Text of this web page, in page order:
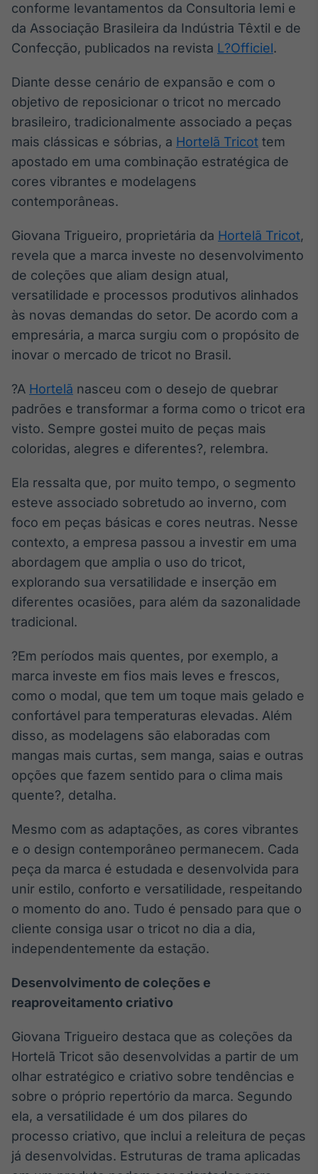
Broadcast
OTC
Plataforma para
Broadcast
Datafeed
APIs para
integração de
conteúdos e
Broadcast
Cotações e
headlines de
notícias
Broadcast
Widgets
para conteúdos e
funcionalidades
Broadcast
Wallboard
Conteúdos e
dados para
displays e telas
Broadcast
Curadoria
Curadoria de
conteúdos
noticiosos
Soluções de
Broadcast
Radar
Monitoramento
notícias e
conteúdos
Broadcast
Fundos
analisar fundos
no Brasil
IA
Em breve
BroadFast
Em breve
Investimentos
Em breve
conforme levantamentos da Consultoria Iemi e
da Associação Brasileira da Indústria Têxtil e de
Confecção, publicados na revista L?Officiel.
Diante desse cenário de expansão e com o
objetivo de reposicionar o tricot no mercado
brasileiro, tradicionalmente associado a peças
mais clássicas e sóbrias, a Hortelã Tricot tem
apostado em uma combinação estratégica de
cores vibrantes e modelagens
contemporâneas.
Giovana Trigueiro, proprietária da Hortelã Tricot,
revela que a marca investe no desenvolvimento
de coleções que aliam design atual,
versatilidade e processos produtivos alinhados
às novas demandas do setor. De acordo com a
empresária, a marca surgiu com o propósito de
inovar o mercado de tricot no Brasil.
?A Hortelã nasceu com o desejo de quebrar
padrões e transformar a forma como o tricot era
visto. Sempre gostei muito de peças mais
coloridas, alegres e diferentes?, relembra.
Ela ressalta que, por muito tempo, o segmento
esteve associado sobretudo ao inverno, com
foco em peças básicas e cores neutras. Nesse
contexto, a empresa passou a investir em uma
abordagem que amplia o uso do tricot,
explorando sua versatilidade e inserção em
diferentes ocasiões, para além da sazonalidade
tradicional.
?Em períodos mais quentes, por exemplo, a
marca investe em fios mais leves e frescos,
como o modal, que tem um toque mais gelado e
confortável para temperaturas elevadas. Além
disso, as modelagens são elaboradas com
mangas mais curtas, sem manga, saias e outras
opções que fazem sentido para o clima mais
quente?, detalha.
Mesmo com as adaptações, as cores vibrantes
e o design contemporâneo permanecem. Cada
peça da marca é estudada e desenvolvida para
unir estilo, conforto e versatilidade, respeitando
o momento do ano. Tudo é pensado para que o
cliente consiga usar o tricot no dia a dia,
independentemente da estação.
Desenvolvimento de coleções e
reaproveitamento criativo
Giovana Trigueiro destaca que as coleções da
Hortelã Tricot são desenvolvidas a partir de um
olhar estratégico e criativo sobre tendências e
sobre o próprio repertório da marca. Segundo
ela, a versatilidade é um dos pilares do
processo criativo, que inclui a releitura de peças
já desenvolvidas. Estruturas de trama aplicadas